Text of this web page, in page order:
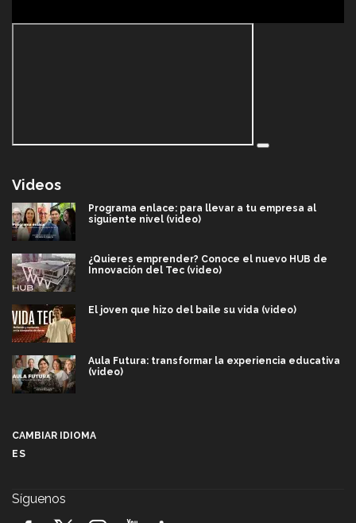
Videos
Programa enlace: para llevar a tu empresa al
siguiente nivel (video)
¿Quieres emprender? Conoce el nuevo HUB de
Innovación del Tec (video)
El joven que hizo del baile su vida (video)
Aula Futura: transformar la experiencia educativa
(video)
CAMBIAR IDIOMA
ES
Síguenos